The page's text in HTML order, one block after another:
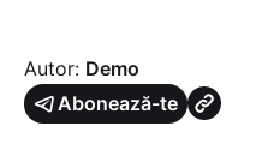
Autor: Demo
Abonează-te